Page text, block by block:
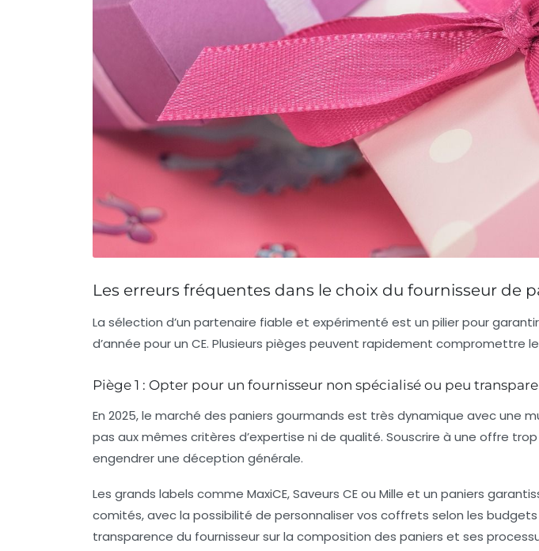
Les erreurs fréquentes dans le choix du fournisseur de
La sélection d’un partenaire fiable et expérimenté est un pilier pour
d’année pour un CE. Plusieurs pièges peuvent rapidement compromettre
Piège 1 : Opter pour un fournisseur non spécialisé ou peu
En 2025, le marché des paniers gourmands est très dynamique avec une
pas aux mêmes critères d’expertise ni de qualité. Souscrire à une offre
engendrer une déception générale.
Les grands labels comme MaxiCE,Saveurs CEou Mille et un paniers
comités, avec la possibilité de personnaliser vos coffrets selon les
transparence du fournisseur sur la composition des paniers et ses